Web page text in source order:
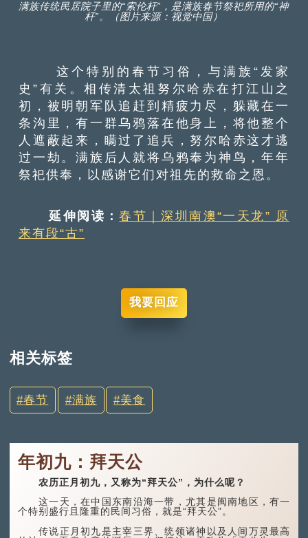
满族传统民居院子里的“索伦杆”，是满族春节祭祀所用的“神
杆”。（图片来源：视觉中国）
这个特别的春节习俗，与满族“发家
史”有关。相传清太祖努尔哈赤在打江山之
初，被明朝军队追赶到精疲力尽，躲藏在一
条沟里，有一群乌鸦落在他身上，将他整个
人遮蔽起来，瞒过了追兵，努尔哈赤这才逃
过一劫。满族后人就将乌鸦奉为神鸟，年年
祭祀供奉，以感谢它们对祖先的救命之恩。
延伸阅读：春节｜深圳南澳“一天龙” 原
来有段“古”
我要回应
相关标签
春节 满族 美食
年初九：拜天公
农历正月初九，又称为“拜天公”，为什么呢？
这一天，在中国东南沿海一带，尤其是闽南地区，有一
个特别盛行且隆重的民间习俗，就是“拜天公”。
传说正月初九是主宰三界、统领诸神以及人间万灵最高